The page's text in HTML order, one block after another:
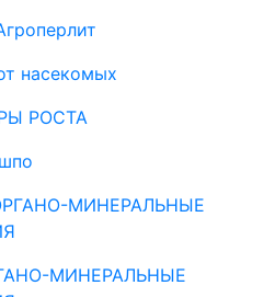
насекомых
РОСТА
МИНЕРАЛЬНЫЕ
МИНЕРАЛЬНЫЕ